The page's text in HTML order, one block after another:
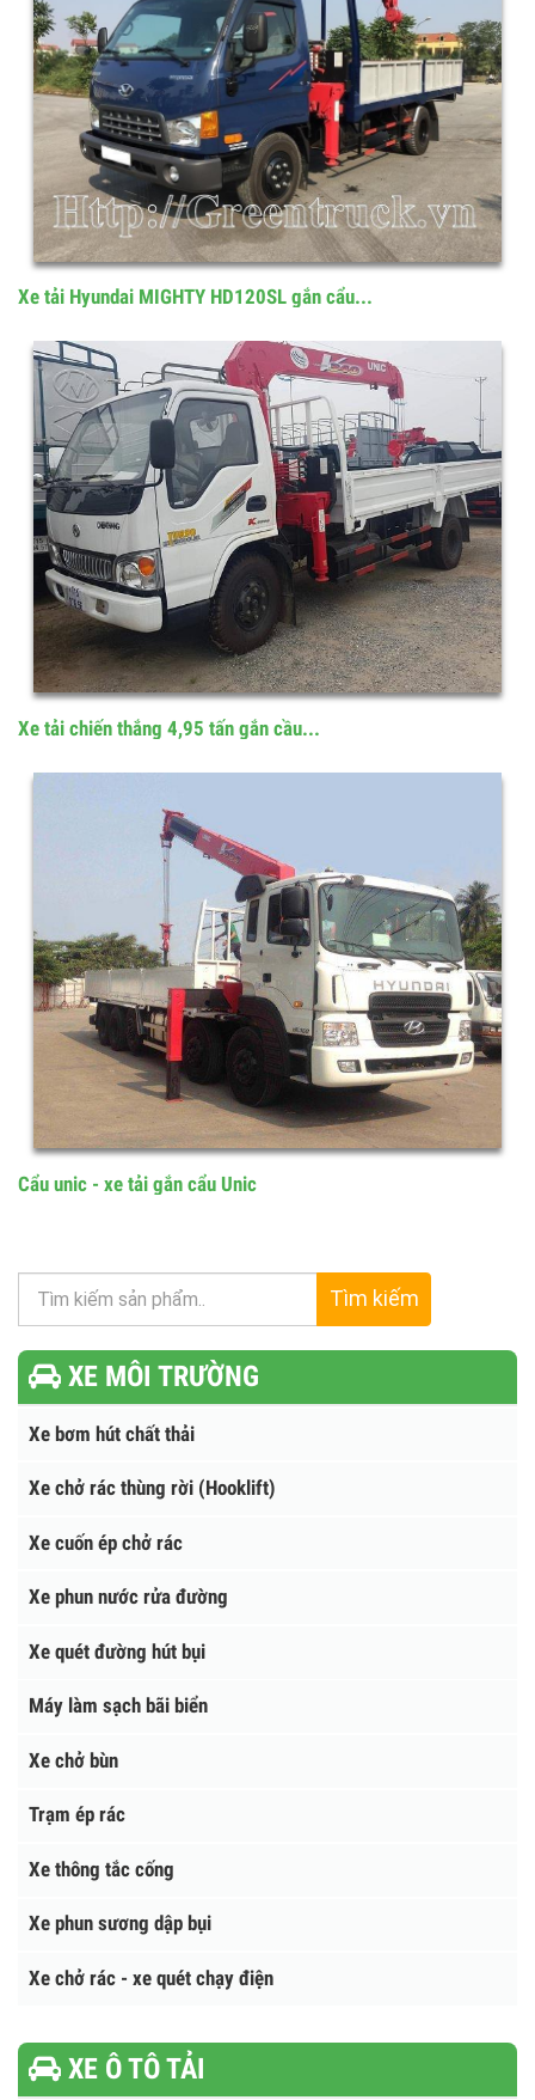
Xe tải Hyundai MIGHTY HD120SL gắn cẩu...
Xe tải chiến thắng 4,95 tấn gắn cầu...
Cẩu unic - xe tải gắn cẩu Unic
XE MÔI TRƯỜNG
Xe bơm hút chất thải
Xe chở rác thùng rời (Hooklift)
Xe cuốn ép chở rác
Xe phun nước rửa đường
Xe quét đường hút bụi
Máy làm sạch bãi biển
Xe chở bùn
Trạm ép rác
Xe thông tắc cống
Xe chở rác - xe quét chạy điện